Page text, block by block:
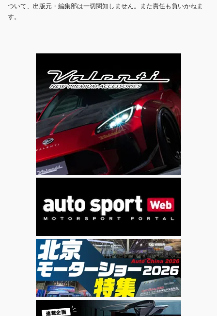
ついて、出版元・編集部は一切関知しません。また責任も負いかねま
す。